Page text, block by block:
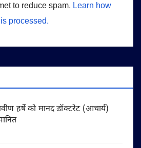
to reduce spam. Learn how
processed.
हर्षे को मानद डॉक्टरेट (आचार्य)